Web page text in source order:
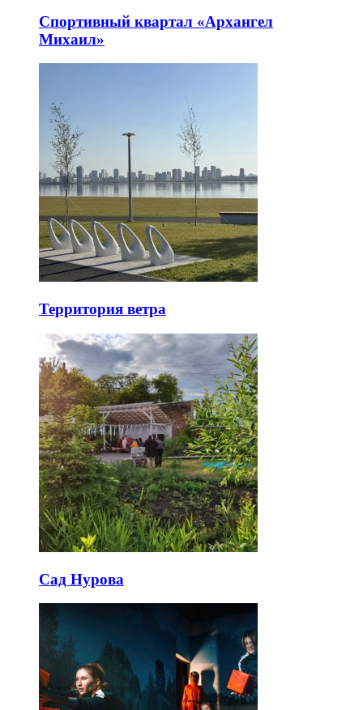
Спортивный квартал «Архангел
Михаил»
Территория ветра
Сад Нурова